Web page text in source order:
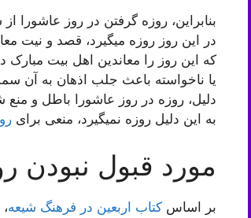
بنابراین، روزه گرفتن در روز
در این روز روزه میگیرد، قصد و نیت
که این روز را معاندین اهل بیت
یا ناخواسته باعث جلب اذهان به
دلیل، روزه در روز عاشورا باطل و
به این دلیل روزه نمیگیرد، منعی برای
مورد قبول نبودن روزه و نماز
بر اساس کتاب اربعین در فرهنگ شیعه